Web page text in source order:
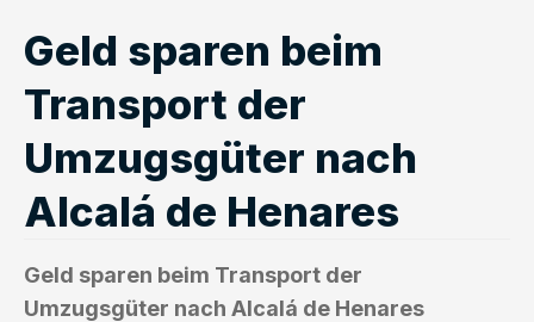
Geld sparen beim
Transport der
Umzugsgüter nach
Alcalá de Henares
Geld sparen beim Transport der
Umzugsgüter nach Alcalá de Henares